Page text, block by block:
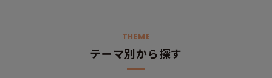
THEME
テーマ別から探す